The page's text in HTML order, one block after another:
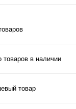
товаров в наличии
товар